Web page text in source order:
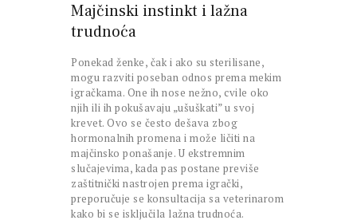
Majčinski instinkt i lažna
trudnoća
Ponekad ženke, čak i ako su sterilisane,
mogu razviti poseban odnos prema mekim
igračkama. One ih nose nežno, cvile oko
njih ili ih pokušavaju „ušuškati” u svoj
krevet. Ovo se često dešava zbog
hormonalnih promena i može ličiti na
majčinsko ponašanje. U ekstremnim
slučajevima, kada pas postane previše
zaštitnički nastrojen prema igrački,
preporučuje se konsultacija sa veterinarom
kako bi se isključila lažna trudnoća.